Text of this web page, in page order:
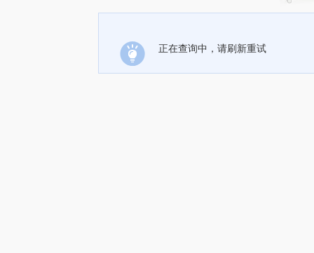
正在查询中，请刷新重试